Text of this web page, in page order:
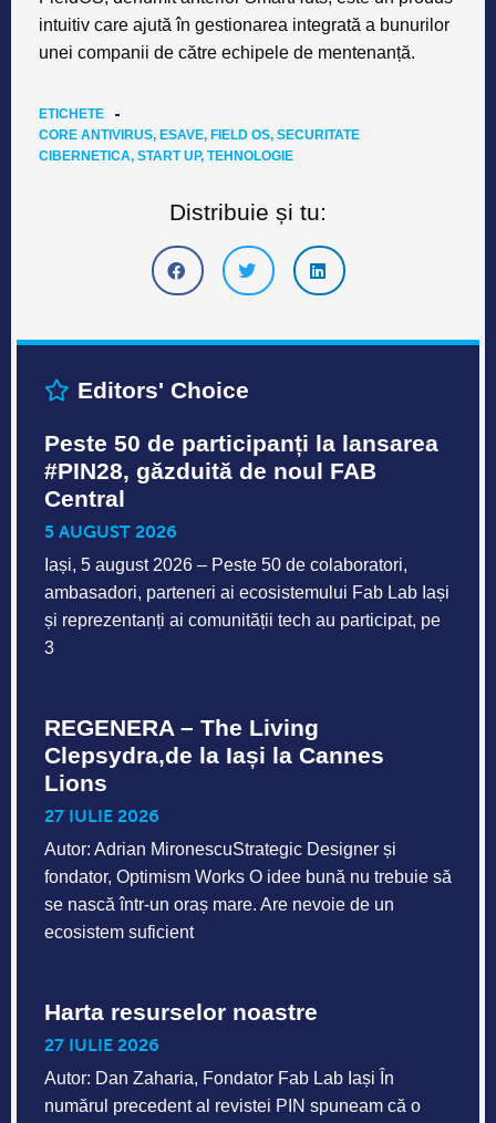
intuitiv care ajută în gestionarea integrată a bunurilor
unei companii de către echipele de mentenanță.
ETICHETE
CORE ANTIVIRUS, ESAVE, FIELD OS, SECURITATE
CIBERNETICA, START UP, TEHNOLOGIE
Distribuie și tu:
Editors' Choice
Peste 50 de participanți la lansarea
#PIN28, găzduită de noul FAB
Central
5 AUGUST 2026
Iași, 5 august 2026 – Peste 50 de colaboratori,
ambasadori, parteneri ai ecosistemului Fab Lab Iași
și reprezentanți ai comunității tech au participat, pe
3
REGENERA – The Living
Clepsydra,de la Iași la Cannes
Lions
27 IULIE 2026
Autor: Adrian MironescuStrategic Designer și
fondator, Optimism Works O idee bună nu trebuie să
se nască într-un oraș mare. Are nevoie de un
ecosistem suficient
Harta resurselor noastre
27 IULIE 2026
Autor: Dan Zaharia, Fondator Fab Lab Iași În
numărul precedent al revistei PIN spuneam că o